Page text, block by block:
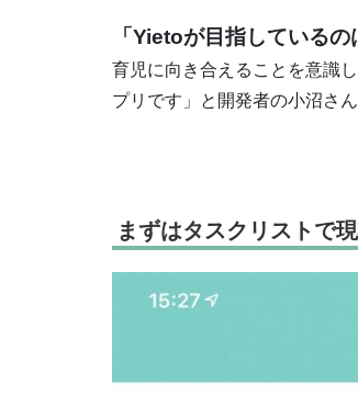
「Yietoが目指している
育児に向き合えることを意識
プリです」と開発者の小沼さん
まずはタスクリストで